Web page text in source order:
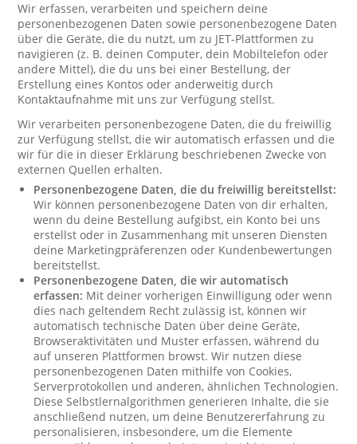
Wir erfassen, verarbeiten und speichern deine
personenbezogenen Daten sowie personenbezogene Daten
über die Geräte, die du nutzt, um zu JET-Plattformen zu
navigieren (z. B. deinen Computer, dein Mobiltelefon oder
andere Mittel), die du uns bei einer Bestellung, der
Erstellung eines Kontos oder anderweitig durch
Kontaktaufnahme mit uns zur Verfügung stellst.
Wir verarbeiten personenbezogene Daten, die du freiwillig
zur Verfügung stellst, die wir automatisch erfassen und die
wir für die in dieser Erklärung beschriebenen Zwecke von
externen Quellen erhalten.
Personenbezogene Daten, die du freiwillig bereitstellst:
Wir können personenbezogene Daten von dir erhalten,
wenn du deine Bestellung aufgibst, ein Konto bei uns
erstellst oder in Zusammenhang mit unseren Diensten
deine Marketingpräferenzen oder Kundenbewertungen
bereitstellst.
Personenbezogene Daten, die wir automatisch
erfassen: Mit deiner vorherigen Einwilligung oder wenn
dies nach geltendem Recht zulässig ist, können wir
automatisch technische Daten über deine Geräte,
Browseraktivitäten und Muster erfassen, während du
auf unseren Plattformen browst. Wir nutzen diese
personenbezogenen Daten mithilfe von Cookies,
Serverprotokollen und anderen, ähnlichen Technologien.
Diese Selbstlernalgorithmen generieren Inhalte, die sie
anschließend nutzen, um deine Benutzererfahrung zu
personalisieren, insbesondere, um die Elemente